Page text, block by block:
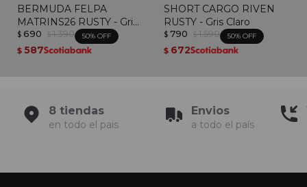
BERMUDA FELPA
MATRINS26 RUSTY - Gris
Melange
$ 690 $ 1.390 50
$ 587
SHORT CARGO RIVEN
RUSTY - Gris Claro
$ 790 $ 1.590 50
$ 672
8 tiendas
en todo el pais
Envios
a todo el país